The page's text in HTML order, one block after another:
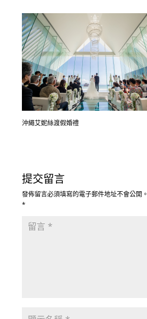
沖繩艾妮絲渡假婚禮
提交留言
發佈留言必須填寫的電子郵件地址不會公開。
*